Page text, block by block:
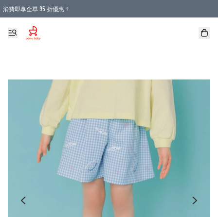
消費即享全單 95 折優惠！
購物滿 HKD 900.00即享免運費優惠！（適用於 本地送貨、本地取貨 )